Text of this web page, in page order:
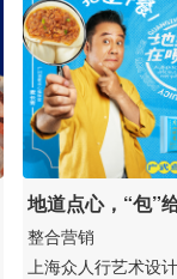
地道点心，“包”
弛，为广式点心破
整合营销
上海众人行艺术设